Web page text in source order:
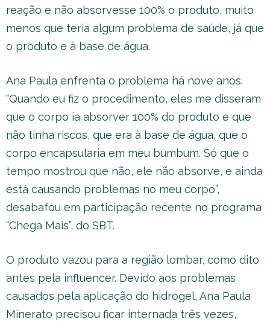
reação e não absorvesse 100% o produto, muito
menos que teria algum problema de saúde, já que
o produto e à base de água.
Ana Paula enfrenta o problema há nove anos.
“Quando eu fiz o procedimento, eles me disseram
que o corpo ia absorver 100% do produto e que
não tinha riscos, que era à base de água, que o
corpo encapsularia em meu bumbum. Só que o
tempo mostrou que não, ele não absorve, e ainda
está causando problemas no meu corpo”,
desabafou em participação recente no programa
“Chega Mais”, do SBT.
O produto vazou para a região lombar, como dito
antes pela influencer. Devido aos problemas
causados pela aplicação do hidrogel, Ana Paula
Minerato precisou ficar internada três vezes,